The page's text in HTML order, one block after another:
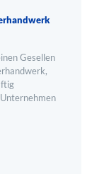
Gesellen